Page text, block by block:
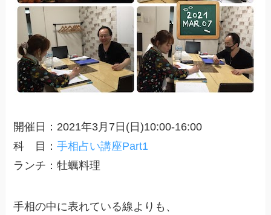
開催日：2021年3月7日(日)10:00-16:00
科 目：手相占い講座Part1
ランチ：牡蠣料理
手相の中に表れている線よりも、